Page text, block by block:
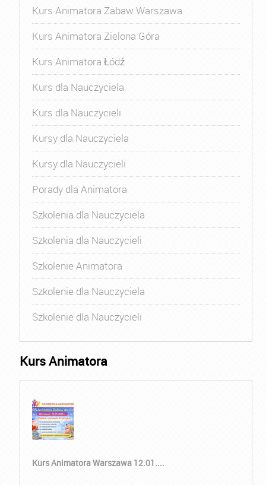
Kurs Animatora Zabaw Warszawa
Kurs Animatora Zielona Góra
Kurs Animatora Łódź
Kurs dla Nauczyciela
Kurs dla Nauczycieli
Kursy dla Nauczyciela
Kursy dla Nauczycieli
Porady dla Animatora
Szkolenia dla Nauczyciela
Szkolenia dla Nauczycieli
Szkolenie Animatora
Szkolenie dla Nauczyciela
Szkolenie dla Nauczycieli
Kurs Animatora
Kurs Animatora Warszawa 12.01....